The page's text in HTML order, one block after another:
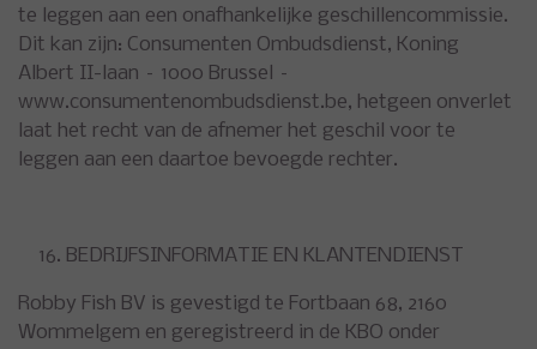
te leggen aan een onafhankelijke geschillencommissie.
Dit kan zijn: Consumenten Ombudsdienst, Koning
Albert II-laan – 1000 Brussel –
www.consumentenombudsdienst.be, hetgeen onverlet
laat het recht van de afnemer het geschil voor te
leggen aan een daartoe bevoegde rechter.
BEDRIJFSINFORMATIE EN KLANTENDIENST
Robby Fish BV is gevestigd te Fortbaan 68, 2160
Wommelgem en geregistreerd in de KBO onder